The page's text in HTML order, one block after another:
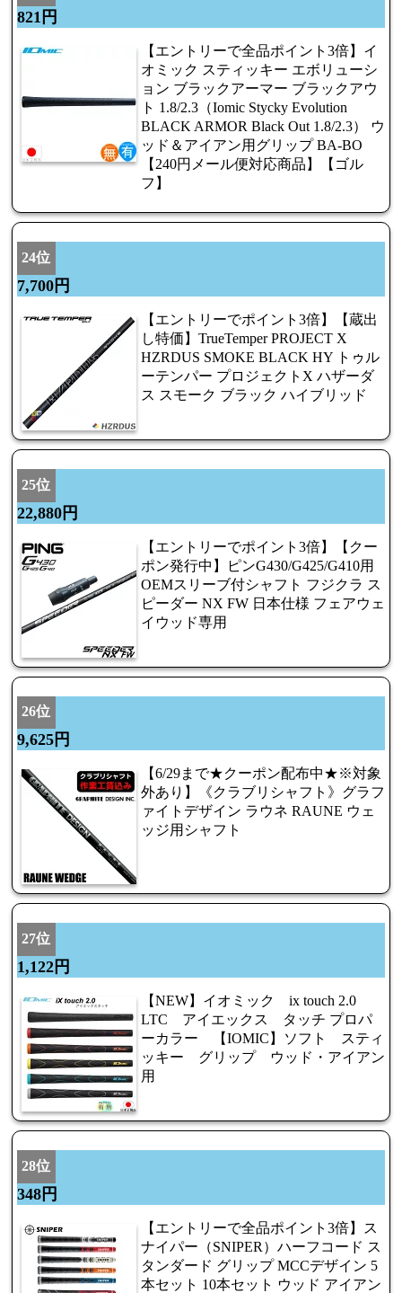
821円
【エントリーで全品ポイント3倍】イ
オミック スティッキー エボリューシ
ョン ブラックアーマー ブラックアウ
ト 1.8/2.3（Iomic Stycky Evolution
BLACK ARMOR Black Out 1.8/2.3） ウ
ッド＆アイアン用グリップ BA-BO
【240円メール便対応商品】【ゴル
フ】
24位
7,700円
【エントリーでポイント3倍】【蔵出
し特価】TrueTemper PROJECT X
HZRDUS SMOKE BLACK HY トゥル
ーテンパー プロジェクトX ハザーダ
ス スモーク ブラック ハイブリッド
25位
22,880円
【エントリーでポイント3倍】【クー
ポン発行中】ピンG430/G425/G410用
OEMスリーブ付シャフト フジクラ ス
ピーダー NX FW 日本仕様 フェアウェ
イウッド専用
26位
9,625円
【6/29まで★クーポン配布中★※対象
外あり】《クラブリシャフト》グラフ
ァイトデザイン ラウネ RAUNE ウェ
ッジ用シャフト
27位
1,122円
【NEW】イオミック ix touch 2.0
LTC アイエックス タッチ プロパ
ーカラー 【IOMIC】ソフト スティ
ッキー グリップ ウッド・アイアン
用
28位
348円
【エントリーで全品ポイント3倍】ス
ナイパー（SNIPER）ハーフコード ス
タンダード グリップ MCCデザイン 5
本セット 10本セット ウッド アイアン